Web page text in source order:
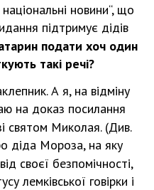
національні новини“, що
підтримує дідів
подати хоч один
такі речі?
А я, на відміну
на доказ посилання
святом Миколая. (Див.
діда Мороза, на яку
своєї безпомічності,
лемківської говірки і